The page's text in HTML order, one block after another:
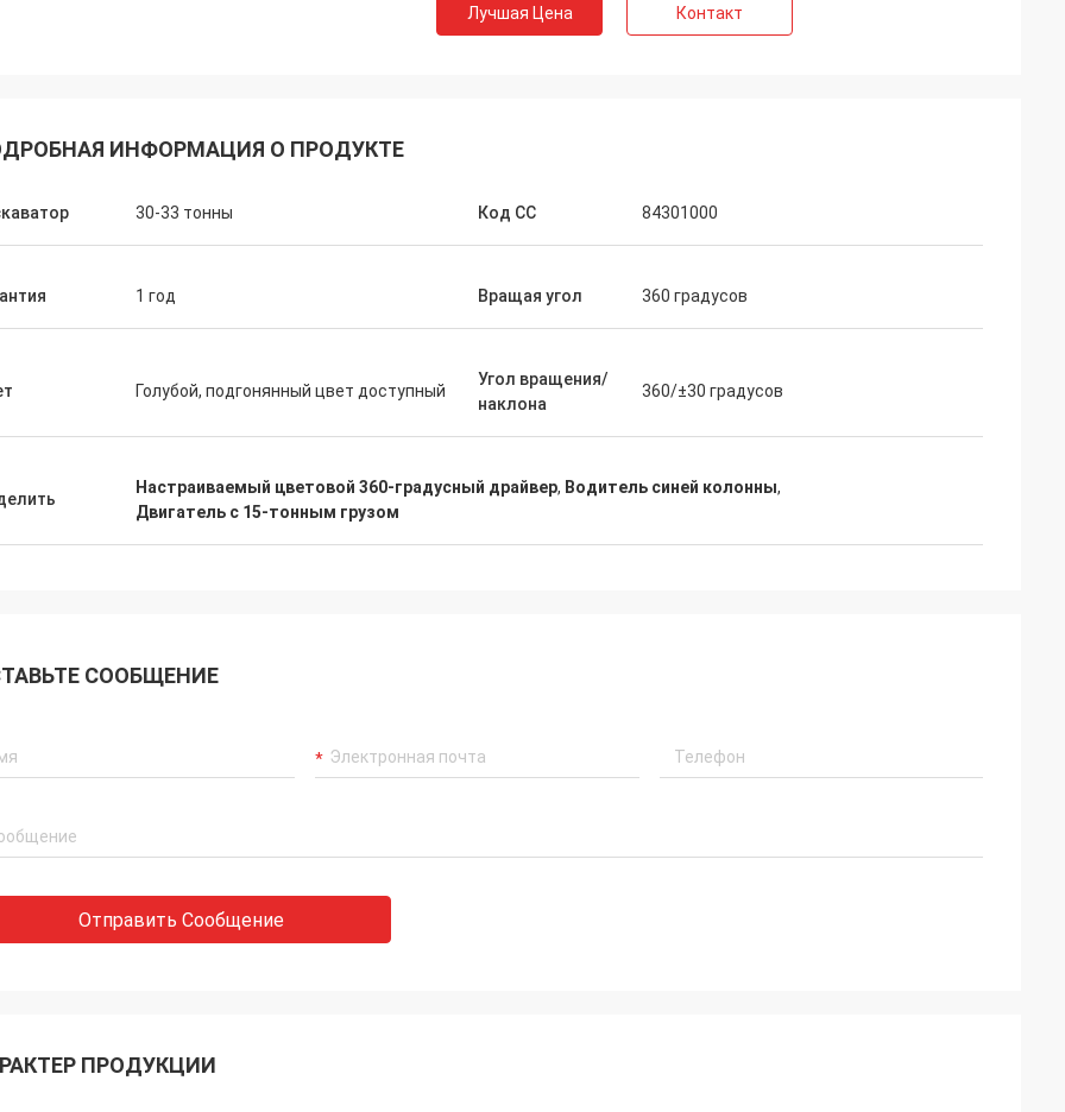
Лучшая Цена Контакт
ИНФОРМАЦИЯ О ПРОДУКТЕ
30-33 тонны Код СС 84301000
1 год Вращая угол 360 градусов
Голубой, подгонянный цвет доступный
Угол вращения/
наклона
360/±30 градусов
Настраиваемый цветовой 360-градусный драйвер, Водитель синей колонны,
Двигатель с 15-тонным грузом
СООБЩЕНИЕ
Отправить Сообщение
ПРОДУКЦИИ